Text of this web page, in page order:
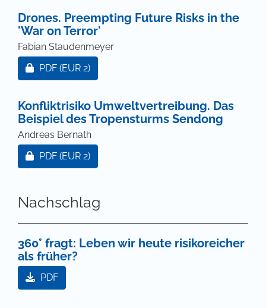
Drones. Preempting Future Risks in the
'War on Terror'
Fabian Staudenmeyer
Zugang für Abonnent/innen oder durch Zahlung
PDF (EUR 2)
Konfliktrisiko Umweltvertreibung. Das
Beispiel des Tropensturms Sendong
Andreas Bernath
Zugang für Abonnent/innen oder durch Zahlung
PDF (EUR 2)
Nachschlag
360° fragt: Leben wir heute risikoreicher
als früher?
PDF